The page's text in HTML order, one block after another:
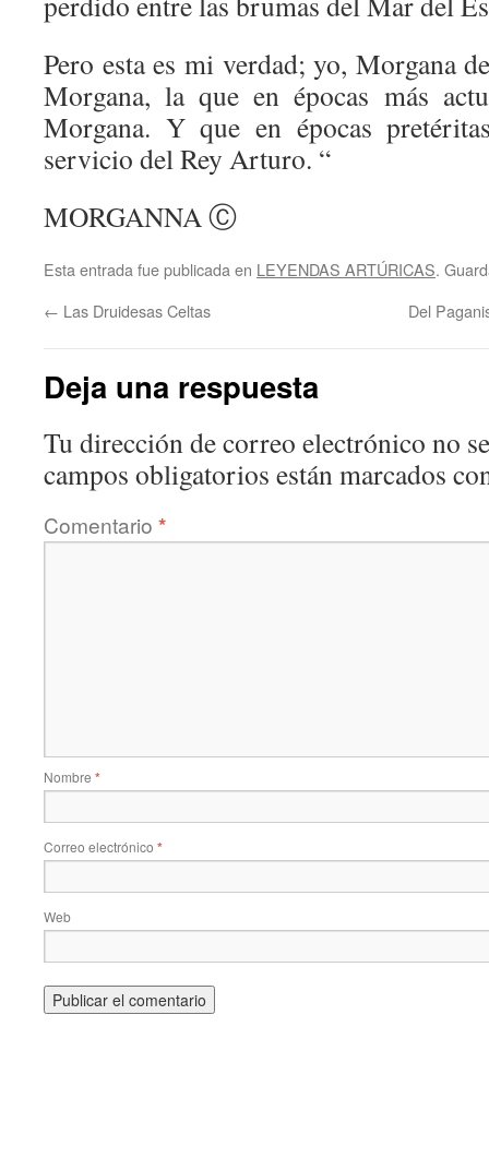
Pero esta es mi verdad; yo, Morgana
Morgana, la que en épocas más
Morgana. Y que en épocas
servicio del Rey Arturo. “
MORGANNA Ⓒ
Esta entrada fue publicada en LEYENDAS ARTÚRICAS.
← Las Druidesas Celtas Del
Deja una respuesta
Tu dirección de correo electrónico no
campos obligatorios están marcados
Comentario *
Nombre *
Correo electrónico *
Web